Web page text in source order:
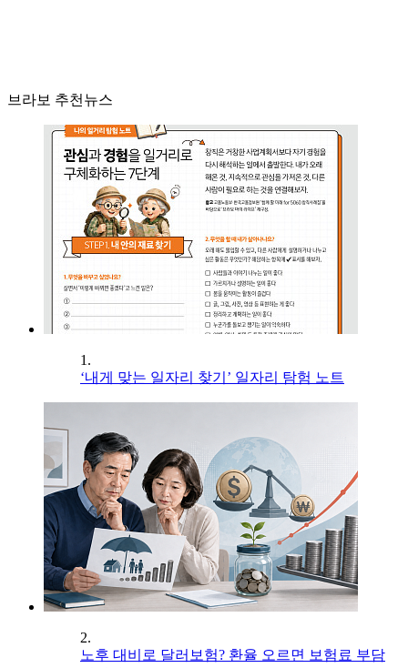
브라보 추천뉴스
1.
‘내게 맞는 일자리 찾기’ 일자리 탐험 노트
2.
노후 대비로 달러보험? 환율 오르면 보험료 부담